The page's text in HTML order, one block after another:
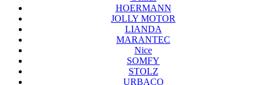
HOERMANN
JOLLY MOTOR
LIANDA
MARANTEC
Nice
SOMFY
STOLZ
URBACO